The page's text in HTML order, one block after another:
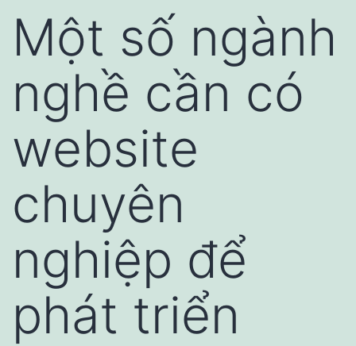
Một số ngành
nghề cần có
website
chuyên
nghiệp để
phát triển